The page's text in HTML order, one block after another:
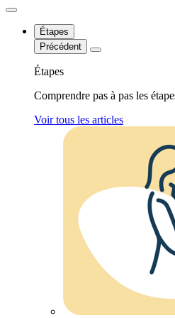
Étapes
Précédent
Étapes
Comprendre pas à pas les
Voir tous les articles